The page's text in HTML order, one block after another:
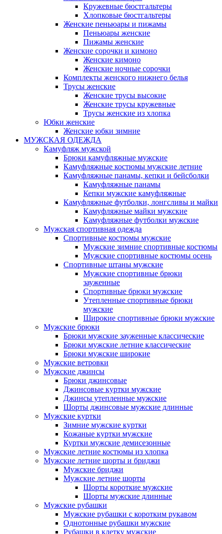
Кружевные бюстгальтеры
Хлопковые бюстгальтеры
Женские пеньюары и пижамы
Пеньюары женские
Пижамы женские
Женские сорочки и кимоно
Женские кимоно
Женские ночные сорочки
Комплекты женского нижнего белья
Трусы женские
Женские трусы высокие
Женские трусы кружевные
Трусы женские из хлопка
Юбки женские
Женские юбки зимние
МУЖСКАЯ ОДЕЖДА
Камуфляж мужской
Брюки камуфляжные мужские
Камуфляжные костюмы мужские летние
Камуфляжные панамы, кепки и бейсболки
Камуфляжные панамы
Кепки мужские камуфляжные
Камуфляжные футболки, лонгсливы и майки
Камуфляжные майки мужские
Камуфляжные футболки мужские
Мужская спортивная одежда
Спортивные костюмы мужские
Мужские зимние спортивные костюмы
Мужские спортивные костюмы осень
Спортивные штаны мужские
Мужские спортивные брюки
зауженные
Спортивные брюки мужские
Утепленные спортивные брюки
мужские
Широкие спортивные брюки мужские
Мужские брюки
Брюки мужские зауженные классические
Брюки мужские летние классические
Брюки мужские широкие
Мужские ветровки
Мужские джинсы
Брюки джинсовые
Джинсовые куртки мужские
Джинсы утепленные мужские
Шорты джинсовые мужские длинные
Мужские куртки
Зимние мужские куртки
Кожаные куртки мужские
Куртки мужские демисезонные
Мужские летние костюмы из хлопка
Мужские летние шорты и бриджи
Мужские бриджи
Мужские летние шорты
Шорты короткие мужские
Шорты мужские длинные
Мужские рубашки
Мужские рубашки с коротким рукавом
Однотонные рубашки мужские
Рубашки в клетку мужские